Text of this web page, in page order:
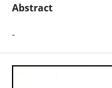
Abstract
-